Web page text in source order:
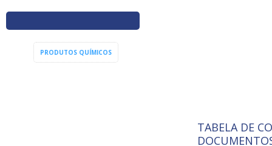
PRODUTOS QUÍMICOS
ISO 9001:
A
TABELA DE